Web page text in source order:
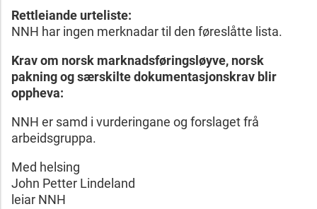
Rettleiande urteliste:
NNH har ingen merknadar til den føreslåtte lista.
Krav om norsk marknadsføringsløyve, norsk
pakning og særskilte dokumentasjonskrav blir
oppheva:
NNH er samd i vurderingane og forslaget frå
arbeidsgruppa.
Med helsing
John Petter Lindeland
leiar NNH